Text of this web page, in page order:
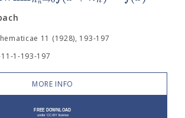
n
11 (1928), 193-197
1-193-197
MORE INFO